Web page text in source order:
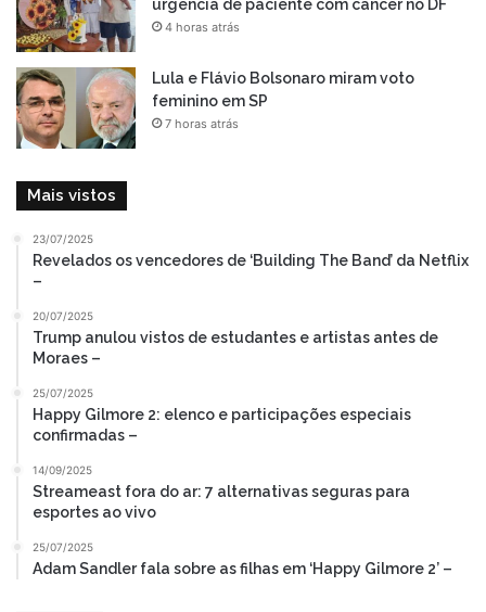
urgência de paciente com câncer no DF
4 horas atrás
Lula e Flávio Bolsonaro miram voto
feminino em SP
7 horas atrás
Mais vistos
23/07/2025
Revelados os vencedores de ‘Building The Band’ da Netflix
–
20/07/2025
Trump anulou vistos de estudantes e artistas antes de
Moraes –
25/07/2025
Happy Gilmore 2: elenco e participações especiais
confirmadas –
14/09/2025
Streameast fora do ar: 7 alternativas seguras para
esportes ao vivo
25/07/2025
Adam Sandler fala sobre as filhas em ‘Happy Gilmore 2’ –